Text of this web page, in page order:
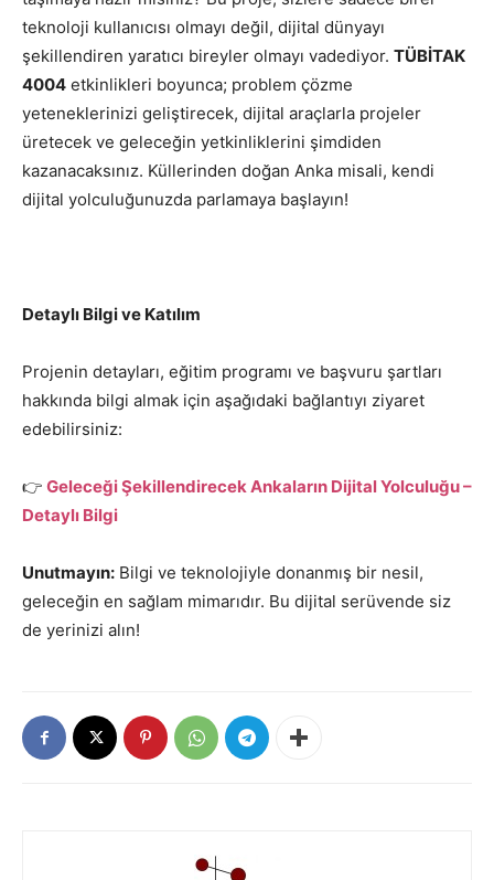
teknoloji kullanıcısı olmayı değil, dijital dünyayı
şekillendiren yaratıcı bireyler olmayı vadediyor. TÜBİTAK
4004 etkinlikleri boyunca; problem çözme
yeteneklerinizi geliştirecek, dijital araçlarla projeler
üretecek ve geleceğin yetkinliklerini şimdiden
kazanacaksınız. Küllerinden doğan Anka misali, kendi
dijital yolculuğunuzda parlamaya başlayın!
Detaylı Bilgi ve Katılım
Projenin detayları, eğitim programı ve başvuru şartları
hakkında bilgi almak için aşağıdaki bağlantıyı ziyaret
edebilirsiniz:
👉 Geleceği Şekillendirecek Ankaların Dijital Yolculuğu –
Detaylı Bilgi
Unutmayın: Bilgi ve teknolojiyle donanmış bir nesil,
geleceğin en sağlam mimarıdır. Bu dijital serüvende siz
de yerinizi alın!